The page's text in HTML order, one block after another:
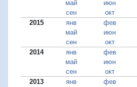
май
июн
сен
окт
2015
янв фев
май
июн
сен
окт
2014
янв фев
май
июн
сен
окт
2013
янв фев